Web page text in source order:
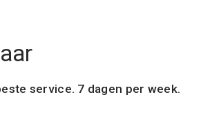
service. 7 dagen per week.